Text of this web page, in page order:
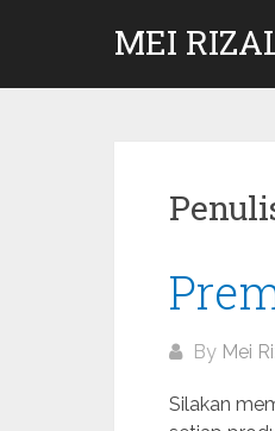
MEI
By Mei
Silakan